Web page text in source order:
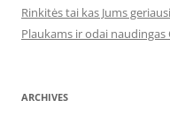
Rinkitės tai kas Jums
Plaukams ir odai naudingas
ARCHIVES